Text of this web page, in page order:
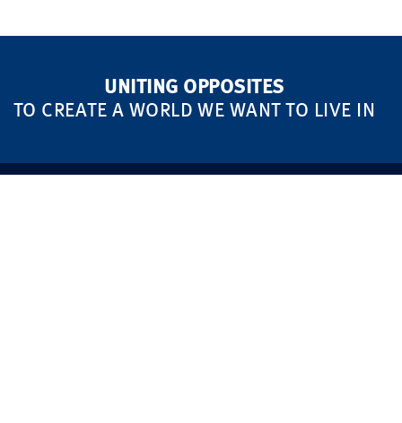
UNITING OPPOSITES
TO CREATE A WORLD WE WANT TO LIVE IN